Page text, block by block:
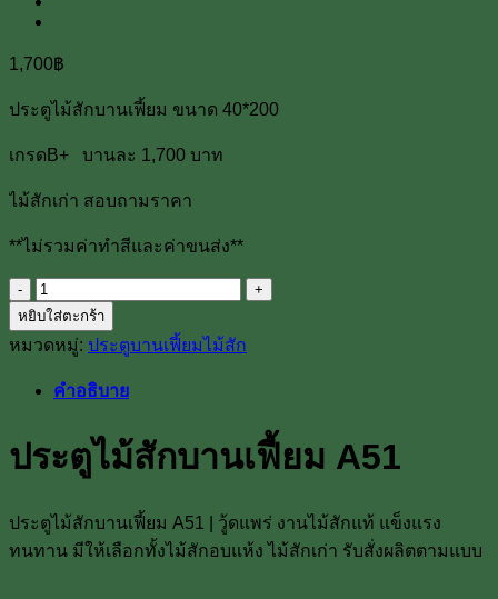
1,700฿
ประตูไม้สักบานเฟี้ยม ขนาด 40*200
เกรดB+ บานละ 1,700 บาท
ไม้สักเก่า สอบถามราคา
**ไม่รวมค่าทำสีและค่าขนส่ง**
จำนวน
ประตู
ไม้
บาน
A51
หยิบใส่ตะกร้า
หมวดหมู่: ประตูบานเฟี้ยมไม้สัก
คำอธิบาย
ประตูไม้สักบานเฟี้ยม A51
ประตูไม้สักบานเฟี้ยม A51 | วู้ดแพร่ งานไม้สักแท้ แข็งแรง
ทนทาน มีให้เลือกทั้งไม้สักอบแห้ง ไม้สักเก่า รับสั่งผลิตตามแบบ